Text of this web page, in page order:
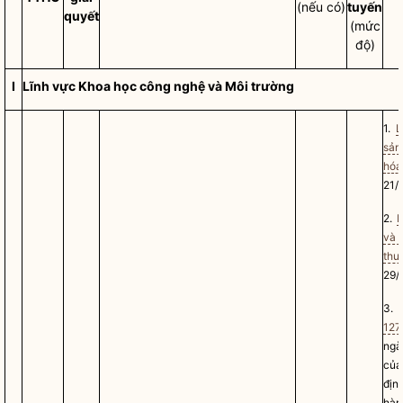
quyết
(nếu có)tuyến
(mức
độ)
I Lĩnh vực Khoa học công nghệ và Môi trường
1.
hóa
21/
2.
và
29/
3.